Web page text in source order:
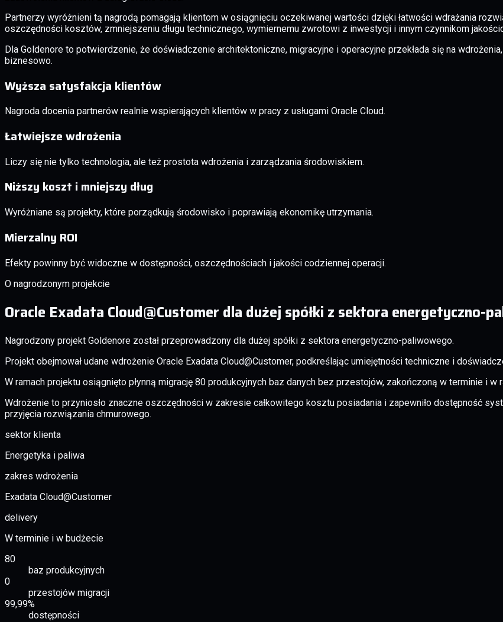
Partnerzy wyróżnieni tą nagrodą pomagają klientom w osiągnięciu oczekiwanej wartości dzięki łatwości wdrażania
oszczędności kosztów, zmniejszeniu długu technicznego, wymiernemu zwrotowi z inwestycji i innym czynnikom
Dla Goldenore to potwierdzenie, że doświadczenie architektoniczne, migracyjne i operacyjne przekłada się na
biznesowo.
Wyższa satysfakcja klientów
Nagroda docenia partnerów realnie wspierających klientów w pracy z usługami Oracle Cloud.
Łatwiejsze wdrożenia
Liczy się nie tylko technologia, ale też prostota wdrożenia i zarządzania środowiskiem.
Niższy koszt i mniejszy dług
Wyróżniane są projekty, które porządkują środowisko i poprawiają ekonomikę utrzymania.
Mierzalny ROI
Efekty powinny być widoczne w dostępności, oszczędnościach i jakości codziennej operacji.
O nagrodzonym projekcie
Oracle Exadata Cloud@Customer dla dużej spółki z sektora energetyczno-
Nagrodzony projekt Goldenore został przeprowadzony dla dużej spółki z sektora energetyczno-paliwowego.
Projekt obejmował udane wdrożenie Oracle Exadata Cloud@Customer, podkreślając umiejętności techniczne i
W ramach projektu osiągnięto płynną migrację 80 produkcyjnych baz danych bez przestojów, zakończoną w terminie i w
Wdrożenie to przyniosło znaczne oszczędności w zakresie całkowitego kosztu posiadania i zapewniło dostępność
przyjęcia rozwiązania chmurowego.
sektor klienta
Energetyka i paliwa
zakres wdrożenia
Exadata Cloud@Customer
delivery
W terminie i w budżecie
80
baz produkcyjnych
0
przestojów migracji
99,99%
dostępności